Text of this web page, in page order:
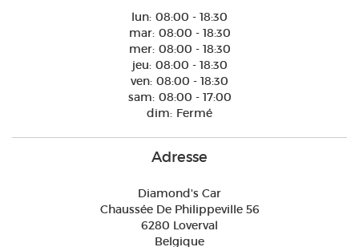
lun: 08:00 - 18:30
mar: 08:00 - 18:30
mer: 08:00 - 18:30
jeu: 08:00 - 18:30
ven: 08:00 - 18:30
sam: 08:00 - 17:00
dim: Fermé
Adresse
Diamond's Car
Chaussée De Philippeville 56
6280 Loverval
Belgique